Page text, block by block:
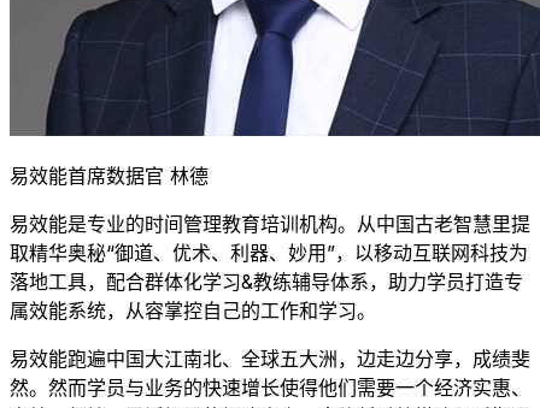
易效能首席数据官 林德
易效能是专业的时间管理教育培训机构。从中国古老智慧里提
取精华奥秘“御道、优术、利器、妙用”，以移动互联网科技为
落地工具，配合群体化学习&教练辅导体系，助力学员打造专
属效能系统，从容掌控自己的工作和学习。
易效能跑遍中国大江南北、全球五大洲，边走边分享，成绩斐
然。然而学员与业务的快速增长使得他们需要一个经济实惠、